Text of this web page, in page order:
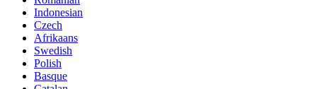
Indonesian
Czech
Afrikaans
Swedish
Polish
Basque